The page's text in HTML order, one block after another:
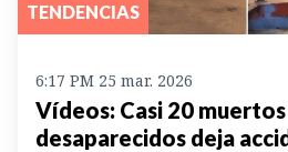
TENDENCIAS
6:17 PM 25 mar. 2026
Vídeos: Casi 20
desaparecidos deja